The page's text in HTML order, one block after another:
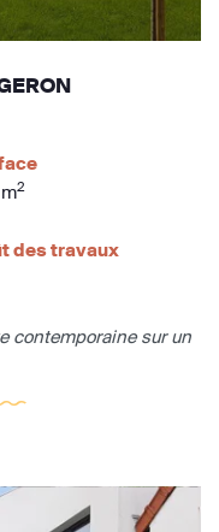
2
des travaux
contemporaine sur un